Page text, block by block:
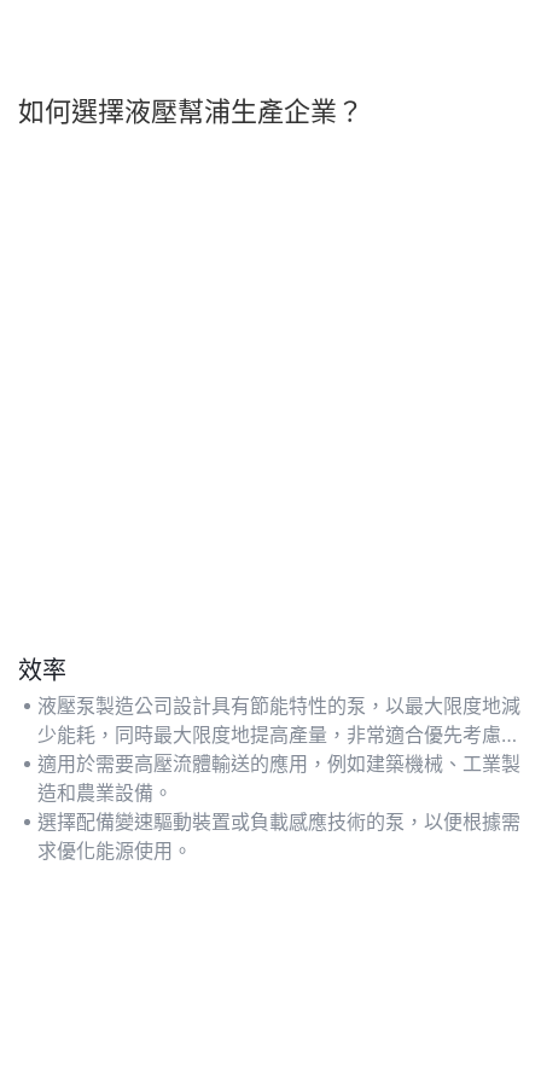
如何選擇液壓幫浦生產企業？
效率
液壓泵製造公司設計具有節能特性的泵，以最大限度地減
少能耗，同時最大限度地提高產量，非常適合優先考慮成
本效益和可持續運營的行業。
適用於需要高壓流體輸送的應用，例如建築機械、工業製
造和農業設備。
選擇配備變速驅動裝置或負載感應技術的泵，以便根據需
求優化能源使用。